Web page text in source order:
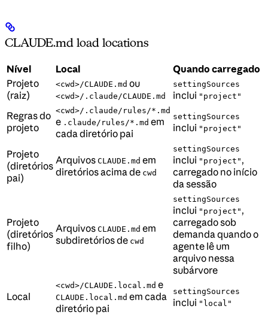
CLAUDE.md load locations
Nível Local
Quando carregado
Projeto
(raiz)
<cwd>/CLAUDE.md ou
<cwd>/.claude/CLAUDE.md
settingSources
inclui "project"
Regras do
projeto
<cwd>/.claude/rules/*.md
e .claude/rules/*.md em
cada diretório pai
settingSources
inclui "project"
Projeto
(diretórios
pai)
Arquivos CLAUDE.md em
diretórios acima de cwd
settingSources
inclui "project" ,
carregado no início
da sessão
Projeto
(diretórios
filho)
Arquivos CLAUDE.md em
subdiretórios de cwd
settingSources
inclui "project" ,
carregado sob
demanda quando o
agente lê um
arquivo nessa
subárvore
Local
<cwd>/CLAUDE.local.md e
CLAUDE.local.md em cada
diretório pai
settingSources
inclui "local"